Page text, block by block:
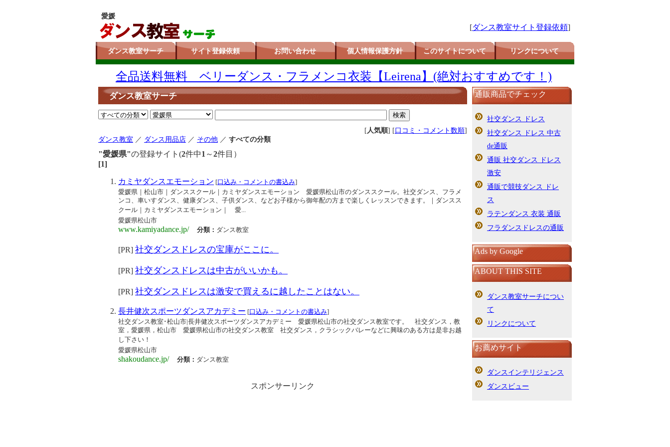
愛媛
[ダンス教室サイト登録依頼]
ダンス教室サーチ サイト登録依頼 お問い合わせ 個人情報保護方針 このサイトについて リンクについて
全品送料無料 ベリーダンス・フラメンコ衣装【Leirena】(絶対おすすめです！)
ダンス教室サーチ
[ 人気順] [ 口コミ・コメント数順]
ダンス教室 ／ ダンス用品店 ／ その他 ／ すべての分類
"愛媛県"の登録サイト(2件中1 ～2件目）
[1]
カミヤダンスエモーション [口込み・コメントの書込み]
愛媛県｜松山市｜ダンススクール｜カミヤダンスエモーション 愛媛県松山市のダンススクール。社交ダンス、フラメ
ンコ、車いすダンス、健康ダンス、子供ダンス、などお子様から御年配の方まで楽しくレッスンできます。｜ダンスス
クール｜カミヤダンスエモーション｜ 愛...
愛媛県松山市
www.kamiyadance.jp/ 分類： ダンス教室
[PR] 社交ダンスドレスの宝庫がここに。
[PR] 社交ダンスドレスは中古がいいかも。
[PR] 社交ダンスドレスは激安で買えるに越したことはない。
長井健次スポーツダンスアカデミー [口込み・コメントの書込み]
社交ダンス教室･松山市|長井健次スポーツダンスアカデミー 愛媛県松山市の社交ダンス教室です。 社交ダンス，教
室，愛媛県，松山市 愛媛県松山市の社交ダンス教室 社交ダンス，クラシックバレーなどに興味のある方は是非お越
し下さい！
愛媛県松山市
shakoudance.jp/ 分類： ダンス教室
スポンサーリンク
通販商品でチェック
社交ダンス ドレス
社交ダンス ドレス 中古
de通販
通販 社交ダンス ドレス
激安
通販で競技ダンス ドレ
ス
ラテンダンス 衣装 通販
フラダンスドレスの通販
Ads by Google
ABOUT THIS SITE
ダンス教室サーチについ
て
リンクについて
お薦めサイト
ダンスインテリジェンス
ダンスビュー